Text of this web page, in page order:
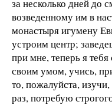
за несколько дней до
возведенному им в
монастыря игумену
устроим центр;
при мне, теперь я
своим умом, учись,
то, пожалуйста,
раз, потребую